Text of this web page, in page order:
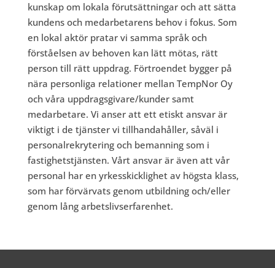
kunskap om lokala förutsättningar och att sätta
kundens och medarbetarens behov i fokus. Som
en lokal aktör pratar vi samma språk och
förståelsen av behoven kan lätt mötas, rätt
person till rätt uppdrag. Förtroendet bygger på
nära personliga relationer mellan TempNor Oy
och våra uppdragsgivare/kunder samt
medarbetare. Vi anser att ett etiskt ansvar är
viktigt i de tjänster vi tillhandahåller, såväl i
personalrekrytering och bemanning som i
fastighetstjänsten. Vårt ansvar är även att vår
personal har en yrkesskicklighet av högsta klass,
som har förvärvats genom utbildning och/eller
genom lång arbetslivserfarenhet.